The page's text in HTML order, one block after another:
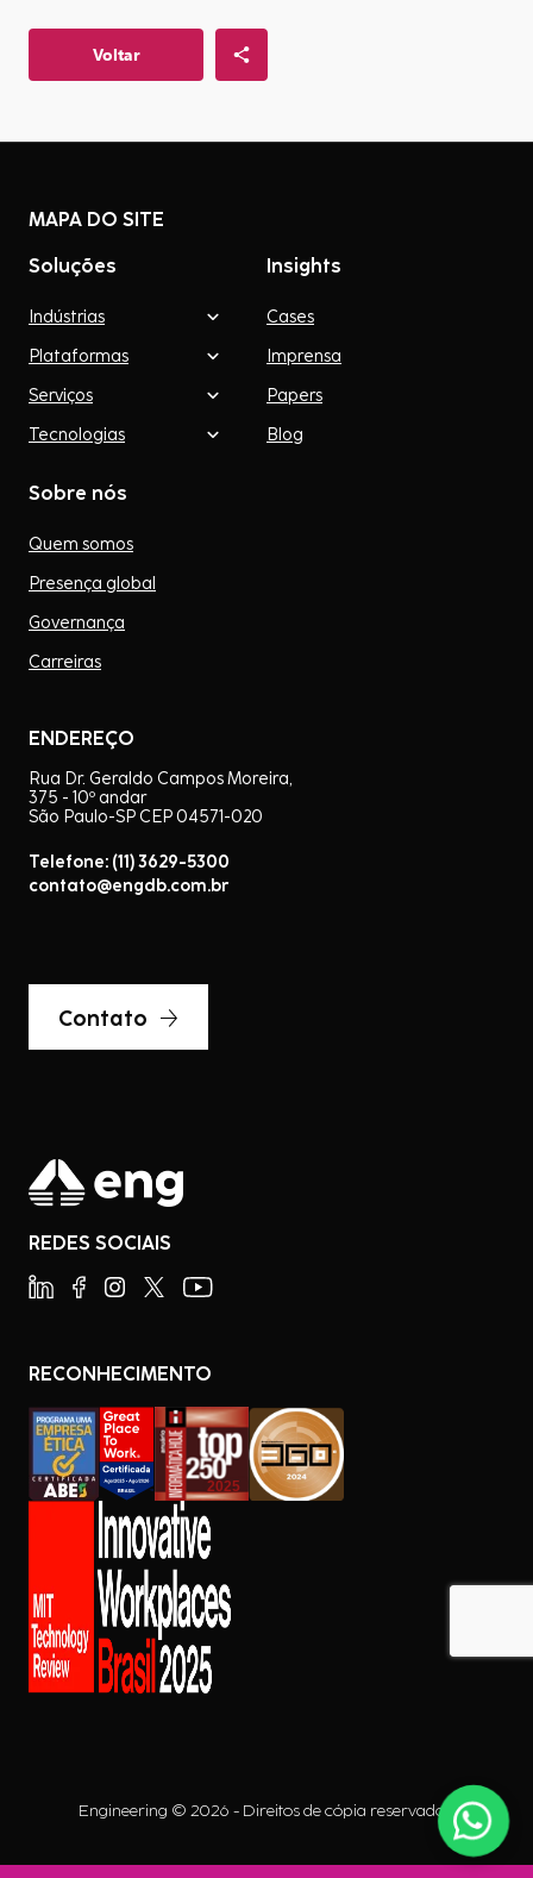
Voltar
MAPA DO SITE
Soluções
Indústrias
Plataformas
Serviços
Tecnologias
Insights
Cases
Imprensa
Papers
Blog
Sobre nós
Quem somos
Presença global
Governança
Carreiras
ENDEREÇO
Rua Dr. Geraldo Campos Moreira,
375 - 10º andar
São Paulo-SP CEP 04571-020
Telefone: (11) 3629-5300
contato@engdb.com.br
Contato
REDES SOCIAIS
RECONHECIMENTO
Engineering © 2026 - Direitos de cópia reservados.